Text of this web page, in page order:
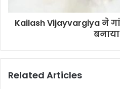
Kailash Vijayvargiya ने
Related Articles